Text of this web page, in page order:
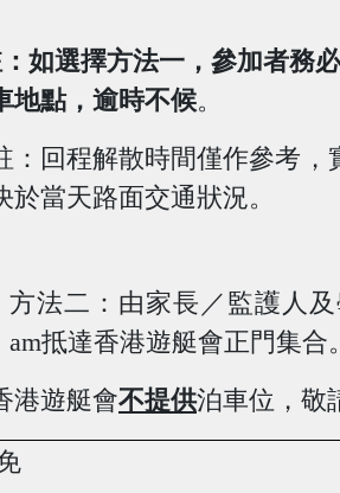
如選擇方法一 ， 參加者務
地點，逾時不候。
：回程解散時間僅作參考
於當天路面交通狀況。
方法二：由家長／監護人
am抵達香港遊艇會正門集合
港遊艇會不提供泊車位，敬